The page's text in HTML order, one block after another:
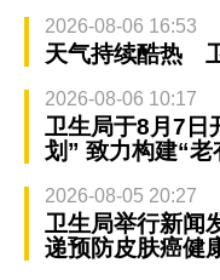
2026-08-06 16:53
天气持续酷热
2026-08-06 10:17
卫生局于8月7日
划” 致力构建“
2026-08-05 20:27
卫生局举行新闻
递预防皮肤癌健